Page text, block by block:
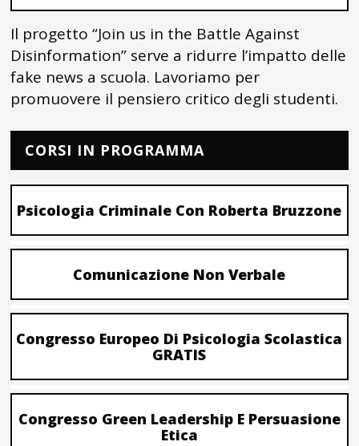
Il progetto “Join us in the Battle Against
Disinformation” serve a ridurre l’impatto delle
fake news a scuola. Lavoriamo per
promuovere il pensiero critico degli studenti.
CORSI IN PROGRAMMA
Psicologia Criminale Con Roberta Bruzzone
Comunicazione Non Verbale
Congresso Europeo Di Psicologia Scolastica
GRATIS
Congresso Green Leadership E Persuasione
Etica